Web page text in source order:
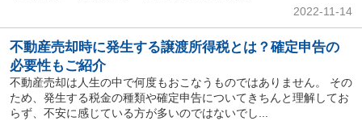
2022-11-14
不動産売却時に発生する譲渡所得税とは？確定申告の
必要性もご紹介
不動産売却は人生の中で何度もおこなうものではありません。 その
ため、発生する税金の種類や確定申告についてきちんと理解してお
らず、不安に感じている方が多いのではないでし...